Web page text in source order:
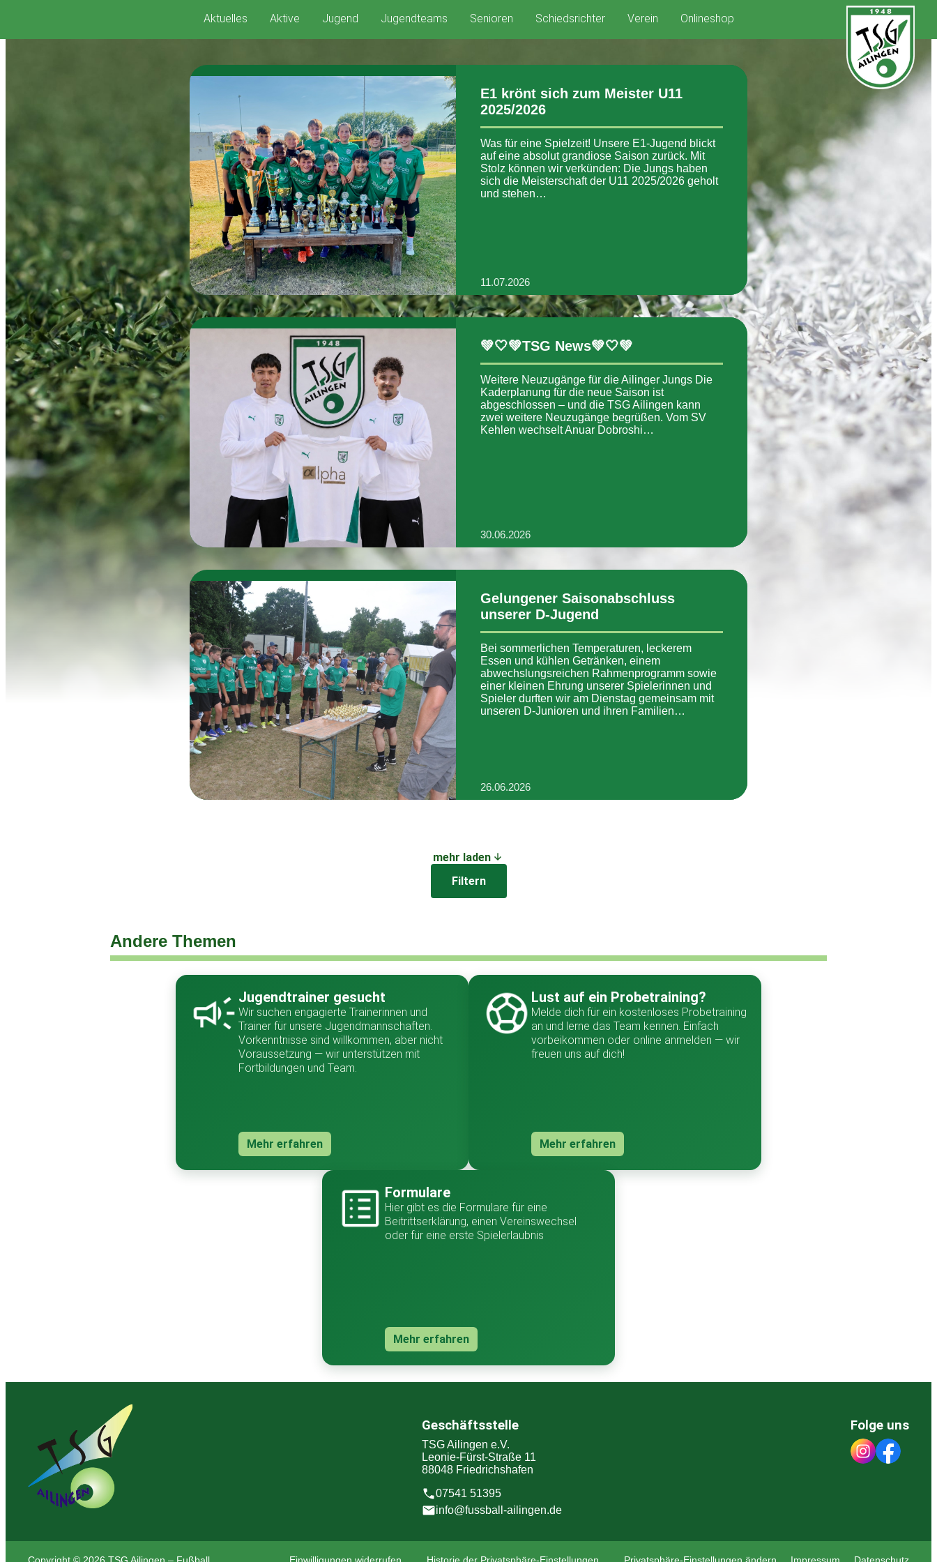
springen
Aktuelles Aktive Jugend Jugendteams Senioren Schiedsrichter Verein Onlineshop
E1 krönt sich zum Meister U11
2025/2026
Was für eine Spielzeit! Unsere E1-Jugend blickt
auf eine absolut grandiose Saison zurück. Mit
Stolz können wir verkünden: Die Jungs haben
sich die Meisterschaft der U11 2025/2026 geholt
und stehen…
11.07.2026
💚🤍💚TSG News💚🤍💚
Weitere Neuzugänge für die Ailinger Jungs Die
Kaderplanung für die neue Saison ist
abgeschlossen – und die TSG Ailingen kann
zwei weitere Neuzugänge begrüßen. Vom SV
Kehlen wechselt Anuar Dobroshi…
30.06.2026
Gelungener Saisonabschluss
unserer D-Jugend
Bei sommerlichen Temperaturen, leckerem
Essen und kühlen Getränken, einem
abwechslungsreichen Rahmenprogramm sowie
einer kleinen Ehrung unserer Spielerinnen und
Spieler durften wir am Dienstag gemeinsam mit
unseren D-Junioren und ihren Familien…
26.06.2026
mehr laden
Filtern
Andere Themen
Jugendtrainer gesucht
Wir suchen engagierte Trainerinnen und
Trainer für unsere Jugendmannschaften.
Vorkenntnisse sind willkommen, aber nicht
Voraussetzung — wir unterstützen mit
Fortbildungen und Team.
Mehr erfahren
Lust auf ein Probetraining?
Melde dich für ein kostenloses Probetraining
an und lerne das Team kennen. Einfach
vorbeikommen oder online anmelden — wir
freuen uns auf dich!
Mehr erfahren
Formulare
Hier gibt es die Formulare für eine
Beitrittserklärung, einen Vereinswechsel
oder für eine erste Spielerlaubnis
Mehr erfahren
Geschäftsstelle
TSG Ailingen e.V.
Leonie-Fürst-Straße 11
88048 Friedrichshafen
07541 51395
info@fussball-ailingen.de
Folge uns